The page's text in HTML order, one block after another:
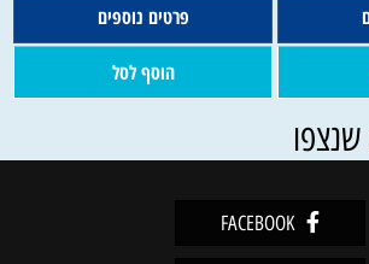
פרטים נוספים
הוסף לסל
FACEBOOK